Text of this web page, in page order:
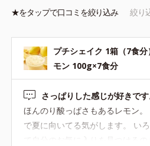
★をタップで口コミを絞り込み 絞り
プチシェイク 1箱（7食
モン 100g×7食分
さっぱりした感じが好きです
ほんのり酸っぱさもあるレモン
で夏に向いてる気がします。 い
て自分のお気に入りを見つける